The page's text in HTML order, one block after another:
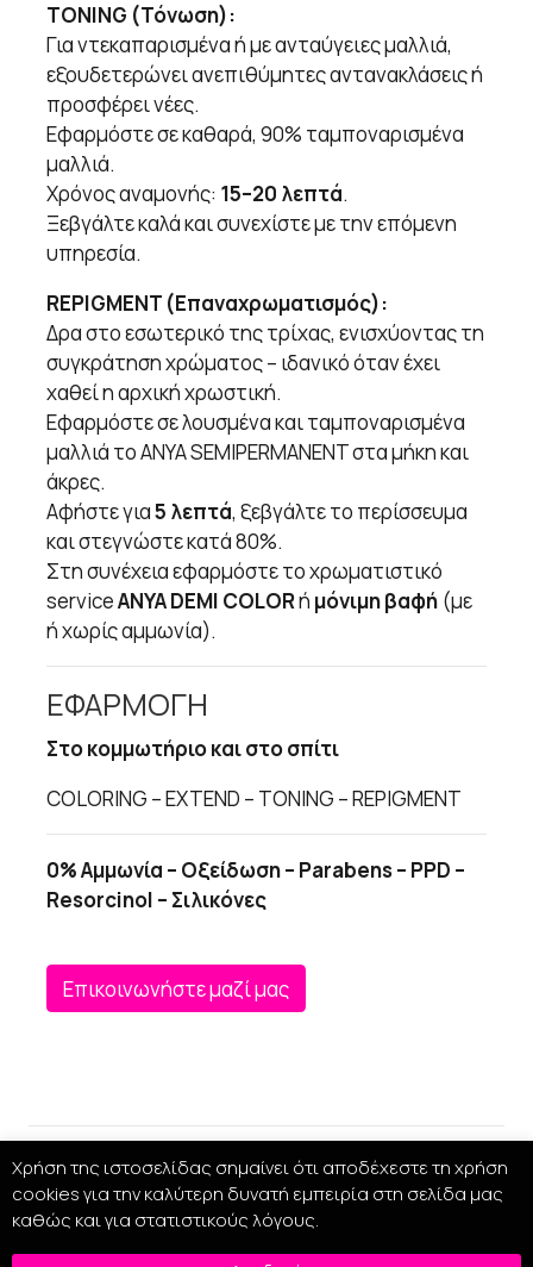
TONING (Τόνωση):
Για ντεκαπαρισμένα ή με ανταύγειες μαλλιά,
εξουδετερώνει ανεπιθύμητες αντανακλάσεις ή
προσφέρει νέες.
Εφαρμόστε σε καθαρά, 90% ταμποναρισμένα
μαλλιά.
Χρόνος αναμονής: 15–20 λεπτά.
Ξεβγάλτε καλά και συνεχίστε με την επόμενη
υπηρεσία.
REPIGMENT (Επαναχρωματισμός):
Δρα στο εσωτερικό της τρίχας, ενισχύοντας τη
συγκράτηση χρώματος – ιδανικό όταν έχει
χαθεί η αρχική χρωστική.
Εφαρμόστε σε λουσμένα και ταμποναρισμένα
μαλλιά το ANYA SEMIPERMANENT στα μήκη και
άκρες.
Αφήστε για5 λεπτά, ξεβγάλτε το περίσσευμα
και στεγνώστε κατά 80%.
Στη συνέχεια εφαρμόστε το χρωματιστικό
serviceANYA DEMI COLORή μόνιμη βαφή (με
ή χωρίς αμμωνία).
ΕΦΑΡΜΟΓΗ
Στο κομμωτήριο και στο σπίτι
COLORING – EXTEND – TONING – REPIGMENT
0% Αμμωνία – Οξείδωση – Parabens – PPD –
Resorcinol – Σιλικόνες
Επικοινωνήστε μαζί μας
Χρήση της ιστοσελίδας σημαίνει ότι αποδέχεστε τη χρήση
cookies για την καλύτερη δυνατή εμπειρία στη σελίδα μας
καθώς και για στατιστικούς λόγους.